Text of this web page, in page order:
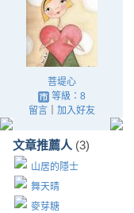
菩堤心
等級：8
留言｜ 加入好友
文章推薦人 (3)
山居的隱士
舞天晴
麥芽糖